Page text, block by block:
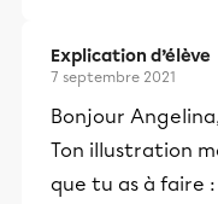
Explication d’élève
7 septembre 2021
Bonjour
Ton illustration
que tu as à faire